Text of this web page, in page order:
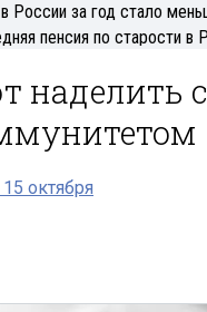
России за год стало
пенсия по старости в
наделить
октября